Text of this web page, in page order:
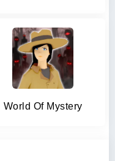
World Of Mystery